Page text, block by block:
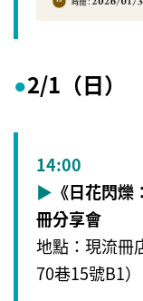
●2/1（日）
14:00
▶ 《日花閃
冊分享會
地點：現流冊
70巷15號B1）